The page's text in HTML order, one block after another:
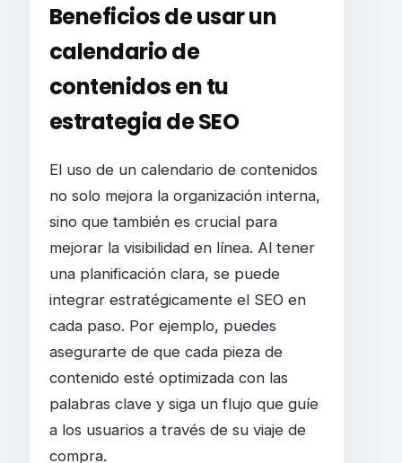
Beneficios de usar un
calendario de
contenidos en tu
estrategia de SEO
El uso de un calendario de contenidos
no solo mejora la organización interna,
sino que también es crucial para
mejorar la visibilidad en línea. Al tener
una planificación clara, se puede
integrar estratégicamente el SEO en
cada paso. Por ejemplo, puedes
asegurarte de que cada pieza de
contenido esté optimizada con las
palabras clave y siga un flujo que guíe
a los usuarios a través de su viaje de
compra.